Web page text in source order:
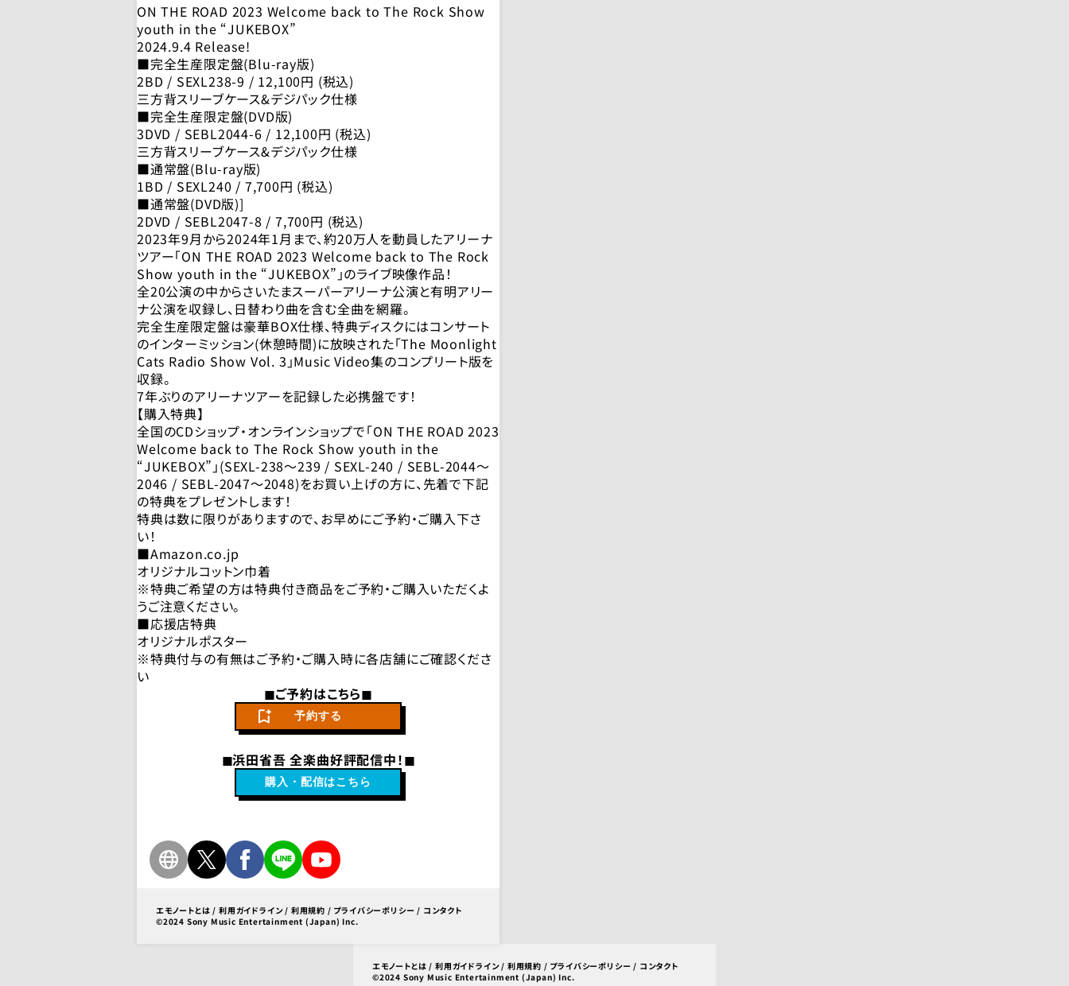
ON THE ROAD 2023 Welcome back to The Rock Show
youth in the “JUKEBOX”
2024.9.4 Release!
■完全生産限定盤(Blu-ray版)
2BD / SEXL238-9 / 12,100円 (税込)
三方背スリーブケース&デジパック仕様
■完全生産限定盤(DVD版)
3DVD / SEBL2044-6 / 12,100円 (税込)
三方背スリーブケース&デジパック仕様
■通常盤(Blu-ray版)
1BD / SEXL240 / 7,700円 (税込)
■通常盤(DVD版)]
2DVD / SEBL2047-8 / 7,700円 (税込)
2023年9月から2024年1月まで、約20万人を動員したアリーナ
ツアー「ON THE ROAD 2023 Welcome back to The Rock
Show youth in the “JUKEBOX”」のライブ映像作品！
全20公演の中からさいたまスーパーアリーナ公演と有明アリー
ナ公演を収録し、日替わり曲を含む全曲を網羅。
完全生産限定盤は豪華BOX仕様、特典ディスクにはコンサート
のインターミッション(休憩時間)に放映された「The Moonlight
Cats Radio Show Vol. 3」Music Video集のコンプリート版を
収録。
7年ぶりのアリーナツアーを記録した必携盤です！
【購入特典】
全国のCDショップ・オンラインショップで「ON THE ROAD 2023
Welcome back to The Rock Show youth in the
“JUKEBOX”」(SEXL-238～239 / SEXL-240 / SEBL-2044～
2046 / SEBL-2047～2048)をお買い上げの方に、先着で下記
の特典をプレゼントします！
特典は数に限りがありますので、お早めにご予約・ご購入下さ
い！
■Amazon.co.jp
オリジナルコットン巾着
※特典ご希望の方は特典付き商品をご予約・ご購入いただくよ
うご注意ください。
■応援店特典
オリジナルポスター
※特典付与の有無はご予約・ご購入時に各店舗にご確認くださ
い
◼︎ご予約はこちら◼︎
予約する
◼︎浜田省吾 全楽曲好評配信中！◼︎
購入・配信はこちら
エモノートとは /利用ガイドライン/ 利用規約 / プライバシーポリシー / コンタクト
©2024 Sony Music Entertainment (Japan) Inc.
エモノートとは /利用ガイドライン/ 利用規約 / プライバシーポリシー / コンタクト
©2024 Sony Music Entertainment (Japan) Inc.